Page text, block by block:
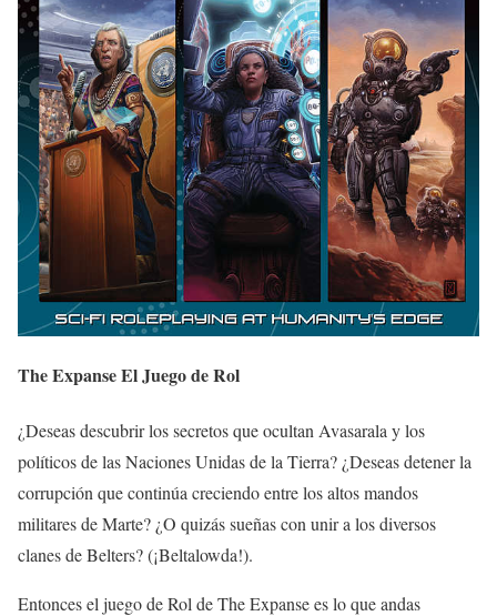
The Expanse El Juego de Rol
¿Deseas descubrir los secretos que ocultan Avasarala y los
políticos de las Naciones Unidas de la Tierra? ¿Deseas detener la
corrupción que continúa creciendo entre los altos mandos
militares de Marte? ¿O quizás sueñas con unir a los diversos
clanes de Belters? (¡Beltalowda!).
Entonces el juego de Rol de The Expanse es lo que andas